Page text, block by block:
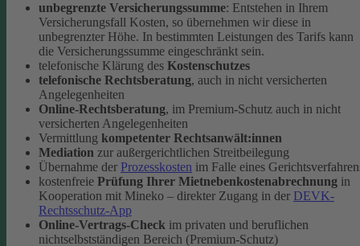
unbegrenzte Versicherungssumme: Entstehen in Ihrem
Versicherungsfall Kosten, so übernehmen wir diese in
unbegrenzter Höhe. In bestimmten Leistungen des Tarifs kann
die Versicherungssumme eingeschränkt sein.
telefonische Klärung des Kostenschutzes
telefonische Rechtsberatung, auch in nicht versicherten
Angelegenheiten
Online-Rechtsberatung, im Premium-Schutz auch in nicht
versicherten Angelegenheiten
Vermittlung kompetenter Rechtsanwält:innen
Mediation zur außergerichtlichen Streitbeilegung
Übernahme der Prozesskosten im Falle eines
kostenfreie Prüfung Ihrer Mietnebenkostenabrechnung in
Kooperation mit Mineko – direkter Zugang in der DEVK-
Rechtsschutz-App
Online-Vertrags-Check im privaten und beruflichen
nichtselbstständigen Bereich (Premium-Schutz)